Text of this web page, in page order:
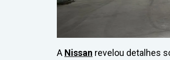
A Nissan revelou detalhes